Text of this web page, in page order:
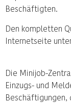
Beschäftigten.
Den kompletten
Internetseite
Die Minijob-
Einzugs- und
Beschäftigungen,